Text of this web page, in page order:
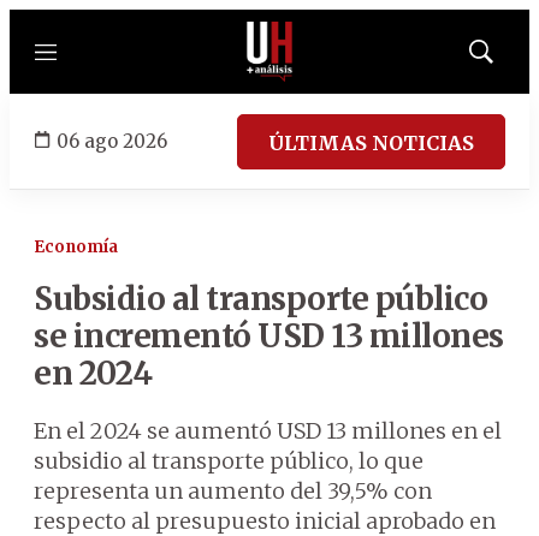
Menú
Mostrar
06 ago 2026 ÚLTIMAS NOTICIAS
Economía
Subsidio al transporte público
se incrementó USD 13 millones
en 2024
En el 2024 se aumentó USD 13 millones en el
subsidio al transporte público, lo que
representa un aumento del 39,5% con
respecto al presupuesto inicial aprobado en